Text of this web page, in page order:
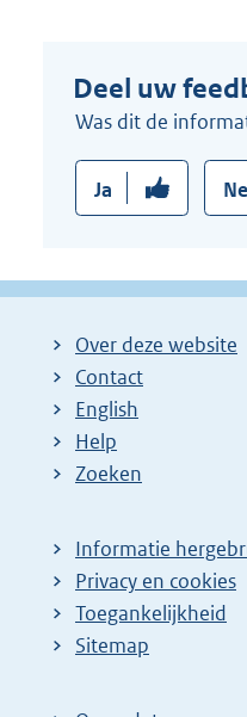
Deel uw
Was dit de
Ja
Over deze website
Contact
English
Help
Zoeken
Informatie
Privacy en cookies
Toegankelijkheid
Sitemap